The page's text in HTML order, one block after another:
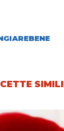
SIMILI